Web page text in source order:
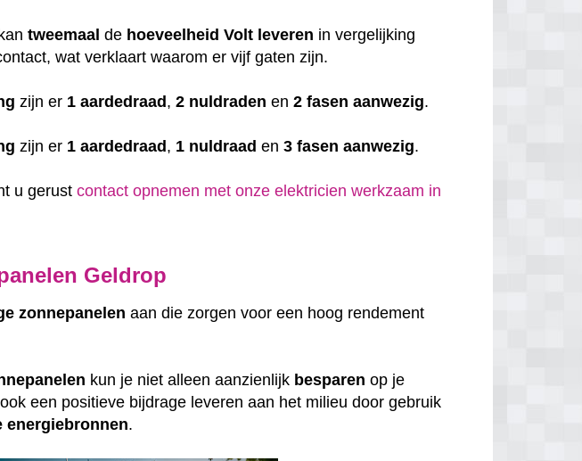
tweemaal de hoeveelheid Volt leveren in vergelijking
wat verklaart waarom er vijf gaten zijn.
zijn er 1 aardedraad,2 nuldraden en2 fasen aanwezig.
zijn er 1 aardedraad, 1 nuldraad en3 fasen aanwezig.
u gerustcontact opnemen met onze elektricien werkzaam in
Geldrop
zonnepanelen aan die zorgen voor een hoog rendement
kun je niet alleen aanzienlijk besparen op je
een positieve bijdrage leveren aan het milieu door gebruik
energiebronnen.